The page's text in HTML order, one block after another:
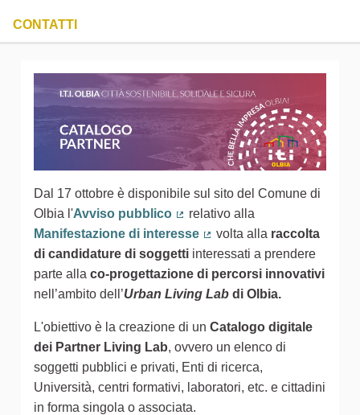
CONTATTI
Dal 17 ottobre è disponibile sul sito del Comune di
Olbia l'Avviso pubblico
(Collegamento esterno)
relativo alla
Manifestazione di interesse
(Collegamento esterno)
volta alla raccolta
di candidature di soggetti interessati a prendere
parte alla co-progettazione di percorsi innovativi
nell’ambito dell’Urban Living Lab di Olbia.
L'obiettivo è la creazione di un Catalogo digitale
dei Partner Living Lab, ovvero un elenco di
soggetti pubblici e privati, Enti di ricerca,
Università, centri formativi, laboratori, etc. e cittadini
in forma singola o associata.